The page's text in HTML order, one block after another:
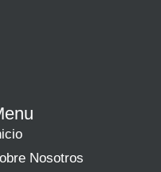
Nosotros